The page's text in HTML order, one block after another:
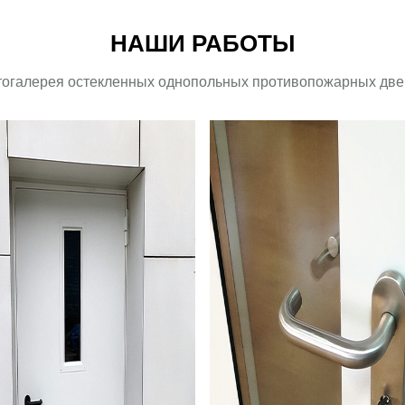
НАШИ РАБОТЫ
остекленных однопольных противопожарных